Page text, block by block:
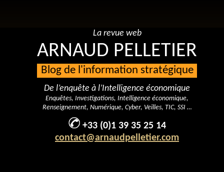
La revue web
ARNAUD PELLETIER
Blog de l'information stratégique
De l’enquête à l’Intelligence économique
Enquêtes, Investigations, Intelligence économique,
Renseignement, Numérique, Cyber, Veilles, TIC, SSI …
+33 (0)1 39 35 25 14
contact@arnaudpelletier.com